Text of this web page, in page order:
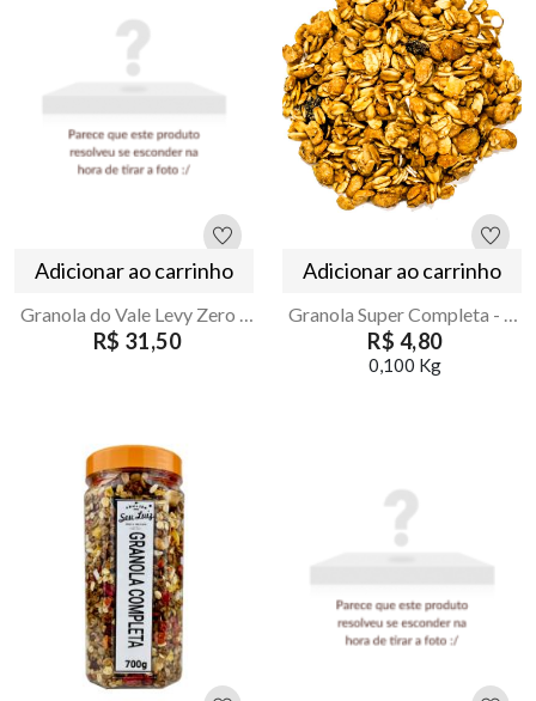
Adicionar ao carrinho
Granola do Vale Levy Zero Acucar 8 Ingredientes 1kg
R$ 31,50
Adicionar ao carrinho
Granola Super Completa - Armazém Seu Luiz
R$ 4,80
0,100 Kg